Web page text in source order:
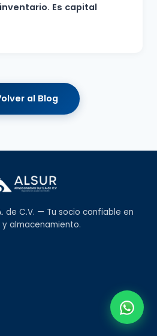
Es capital
al Blog
de C.V. — Tu socio confiable en
almacenamiento.